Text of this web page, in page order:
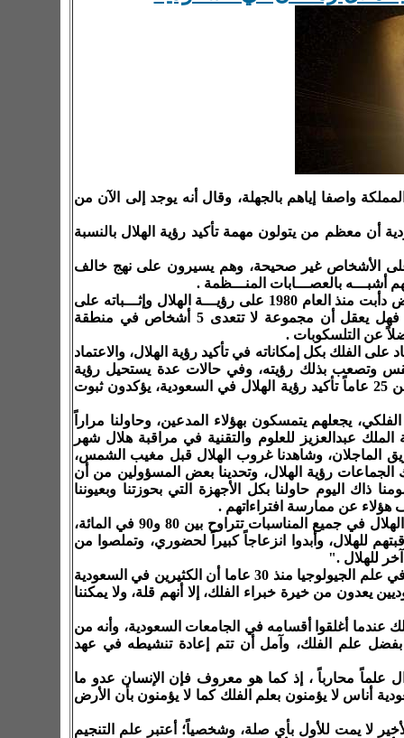
واصفا إياهم بالجهلة، وقال أنه يوجد إلى الآن من
أن معظم من يتولون مهمة تأكيد رؤية الهلال بالنسبة
الأشخاص غير صحيحة، وهم يسيرون على نهج خالف
بالعصـــابات المنـــظمة .
وأضاف أن مجمـــوعة من المتعـــاونين في شمال منطـــقة الرياض دأبت منذ العام 1980 على رؤيـــة الهلال وإثـــباته على
رغم أنـــه لم يهل، وكـــل الحســــابات الفلكـــية تـــكذب ذلك، فهل يعقل أن مجموعة لا تتعدى 5 أشخاص في منطقة
عن التلسكوبات .
الفلك بكل إمكاناته في تأكيد رؤية الهلال، والاعتماد
وتصعب بذلك رؤيته، وفي حالات عدة يستحيل رؤية
الهلال حتى بأحدث الأجهزة، إلا أن الجماعات التي تولت منذ أكثر من 25 عاماً تأكيد رؤية الهلال في السعودية، يؤكدون ثبوت
يجعلهم يتمسكون بهؤلاء المدعين، وحاولنا مراراً
1998، حين شاركت مع مدينة الملك عبدالعزيز للعلوم والتقنية في مراقبة هلال شهر
الماجلان، وشاهدنا غروب الهلال قبل مغيب الشمس،
الجماعات رؤية الهلال، وتحدينا بعض المسؤولين من أن
اليوم حاولنا بكل الأجهزة التي بحوزتنا وبعيوننا
هؤلاء عن ممارسة افتراءاتهم .
وأضاف الصالح "أستطيع الجزم أن نسبة خطأ ما يدعونه من رؤية الهلال في جميع المناسبات تتراوح بين 80 و90 في المائة،
للهلال، وأبدوا انزعاجاً كبيراً لحضوري، وتملصوا من
للهلال ".
وأضاف الصالح الذي يحمل شهادة الماجستير من الولايات المتحدة في علم الجيولوجيا منذ 30 عاما أن الكثيرين في السعودية
يعدون من خيرة خبراء الفلك، إلا أنهم قلة، ولا يمكننا
عندما أغلقوا أقسامه في الجامعات السعودية، وأنه من
علم الفلك، وآمل أن تتم إعادة تنشيطه في عهد
علماً محارباً ، إذ كما هو معروف فإن الإنسان عدو ما
أناس لا يؤمنون بعلم الفلك كما لا يؤمنون بأن الأرض
لا يمت للأول بأي صلة، وشخصياً؛ أعتبر علم التنجيم